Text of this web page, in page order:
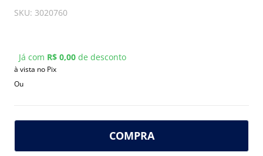
SKU: 3020760
Já com R$ 0,00 de desconto
à vista no Pix
Ou
COMPRA